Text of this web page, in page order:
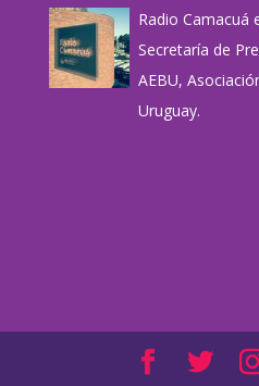
Radio Camacuá
Secretaría de
AEBU,
Uruguay.